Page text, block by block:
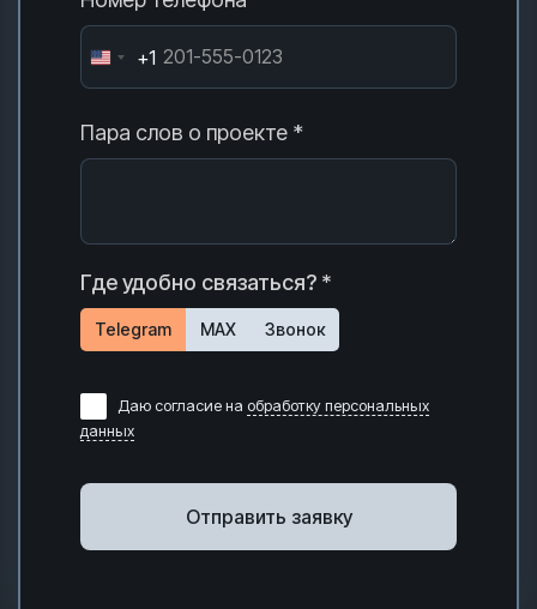
+1
Пара слов о проекте *
Где удобно связаться? *
Telegram MAX Звонок
Даю согласие на обработку персональных
данных
Отправить заявку